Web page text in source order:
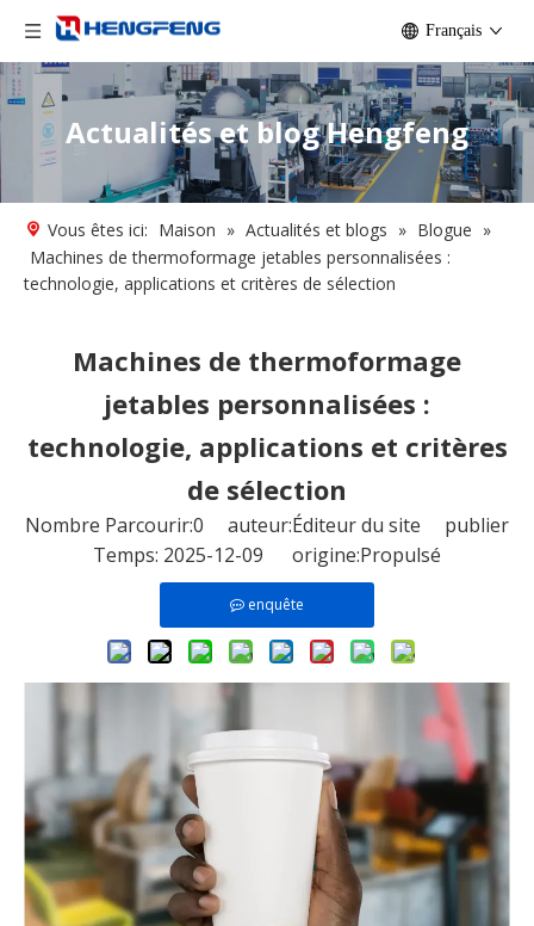
Français
Actualités et blog Hengfeng
Vous êtes ici: Maison » Actualités et blogs » Blogue »
Machines de thermoformage jetables personnalisées :
technologie, applications et critères de sélection
Machines de thermoformage
jetables personnalisées :
technologie, applications et critères
de sélection
Nombre Parcourir:0 auteur:Éditeur du site publier
Temps: 2025-12-09 origine:Propulsé
enquête